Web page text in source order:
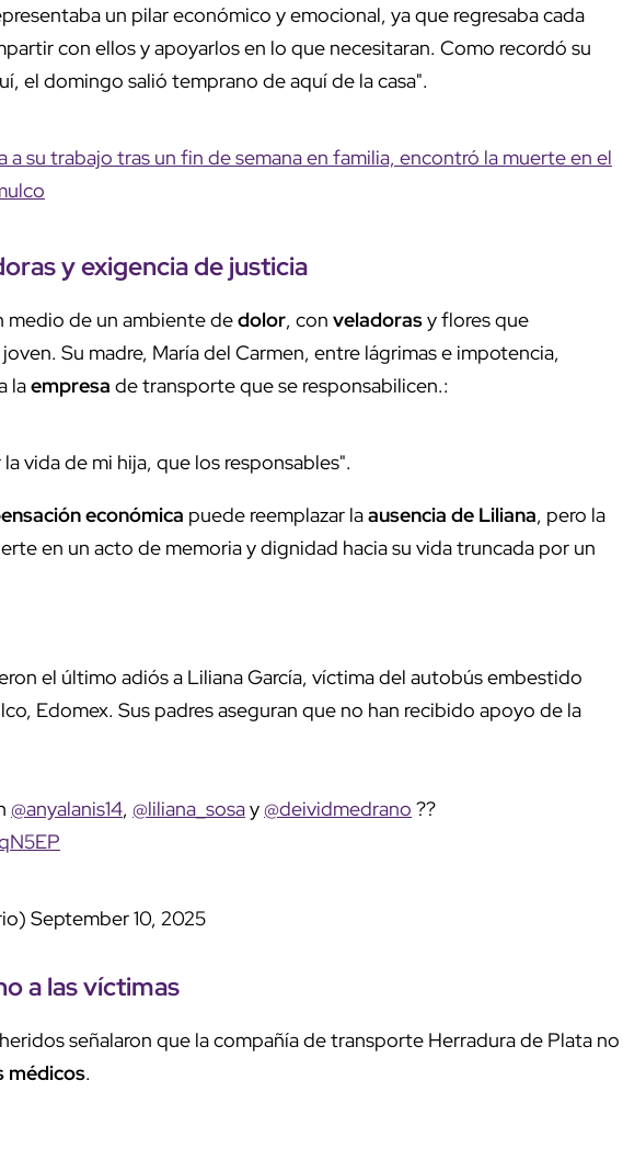
un pilar económico y emocional, ya que regresaba cada
con ellos y apoyarlos en lo que necesitaran. Como recordó su
el domingo salió temprano de aquí de la casa".
a su trabajo tras un fin de semana en familia, encontró la muerte en el
yexigencia de justicia
medio de un ambiente dedolor, con veladorasy flores que
Su madre, María del Carmen, entre lágrimas e impotencia,
laempresa de transporte que se responsabilicen.:
la vida de mi hija, que los responsables".
económica puede reemplazar laausencia de Liliana, pero la
en un acto de memoria y dignidad hacia su vida truncada por un
el último adiós a Liliana García, víctima del autobús embestido
Edomex. Sus padres aseguran que no han recibido apoyo de la
@anyalanis14, @liliana_sosay@deividmedrano ??
September 10, 2025
a las víctimas
señalaron que la compañía de transporte Herradura de Plata no
médicos.